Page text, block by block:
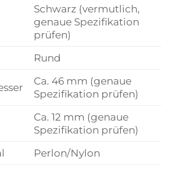
Schwarz (vermutlich,
genaue Spezifikation
prüfen)
Rund
Ca. 46 mm (genaue
Spezifikation prüfen)
Ca. 12 mm (genaue
Spezifikation prüfen)
Perlon/Nylon